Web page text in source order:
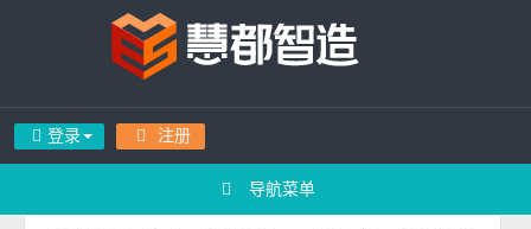
登录 注册
导航菜单